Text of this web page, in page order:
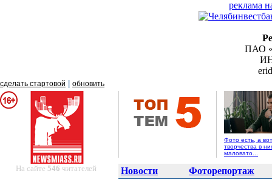
реклама
ПАО
сделать стартовой обновить
Фото есть, а вот
творчества в
маловато...
На сайте 546 читателей Новости Фоторепортаж